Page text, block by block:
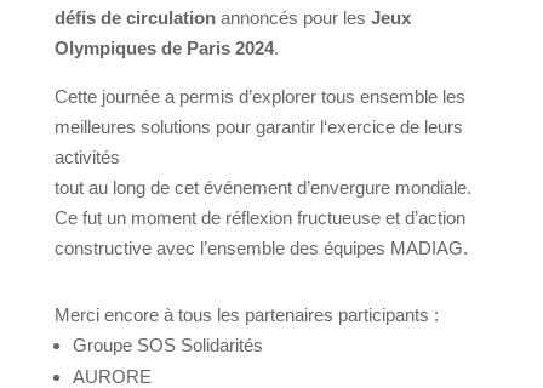
défis de circulation annoncés pour les Jeux
Olympiques deParis2024.
Cette journéea permis d’explorer tous ensemble les
meilleures solutions pour garantir l‘exercice de leurs
activités
tout au long de cet événement d’envergure mondiale.
Ce fut un moment de réflexion fructueuse et d’action
constructive avec l’ensemble des équipes MADIAG.
Merci encore à tous les partenaires participants :
Groupe SOS Solidarités
AURORE